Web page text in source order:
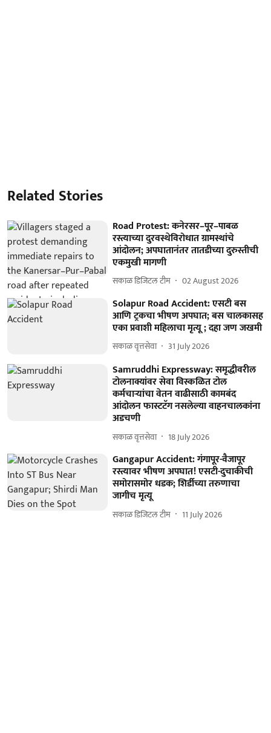
Related Stories
Road Protest: कनेरसर–पूर–पाबळ
रस्त्याच्या दुरवस्थेविरोधात ग्रामस्थांचे
आंदोलन; अपघातानंतर तातडीच्या दुरुस्तीची
एकमुखी मागणी
सकाळ डिजिटल टीम 02 August 2026
Solapur Road Accident: एसटी बस
आणि ट्रकचा भीषण अपघात; बस चालकासह
एका प्रवाशी महिलाचा मृत्यू ; दहा जण जखमी
सकाळ वृत्तसेवा 31 July 2026
Samruddhi Expressway: समृद्धीवरील
टोलनाक्यांवर सेवा विस्कळित टोल
कर्मचाऱ्यांचा वेतन वाढीसाठी कामबंद
आंदोलन फास्टटॅग नसलेल्या वाहनचालकांना
अडचणी
सकाळ वृत्तसेवा 18 July 2026
Gangapur Accident: गंगापूर-वैजापूर
रस्त्यावर भीषण अपघात! एसटी-दुचाकीची
समोरासमोर धडक; शिर्डीच्या तरुणाचा
जागीच मृत्यू
सकाळ डिजिटल टीम 11 July 2026